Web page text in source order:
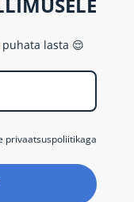
lasta 😌
privaatsuspoliitikaga